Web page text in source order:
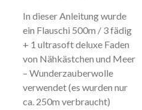
In dieser Anleitung wurde
ein Flauschi 500m / 3 fädig
+ 1 ultrasoft deluxe Faden
von Nähkästchen und Meer
– Wunderzauberwolle
verwendet (es wurden nur
ca. 250m verbraucht)